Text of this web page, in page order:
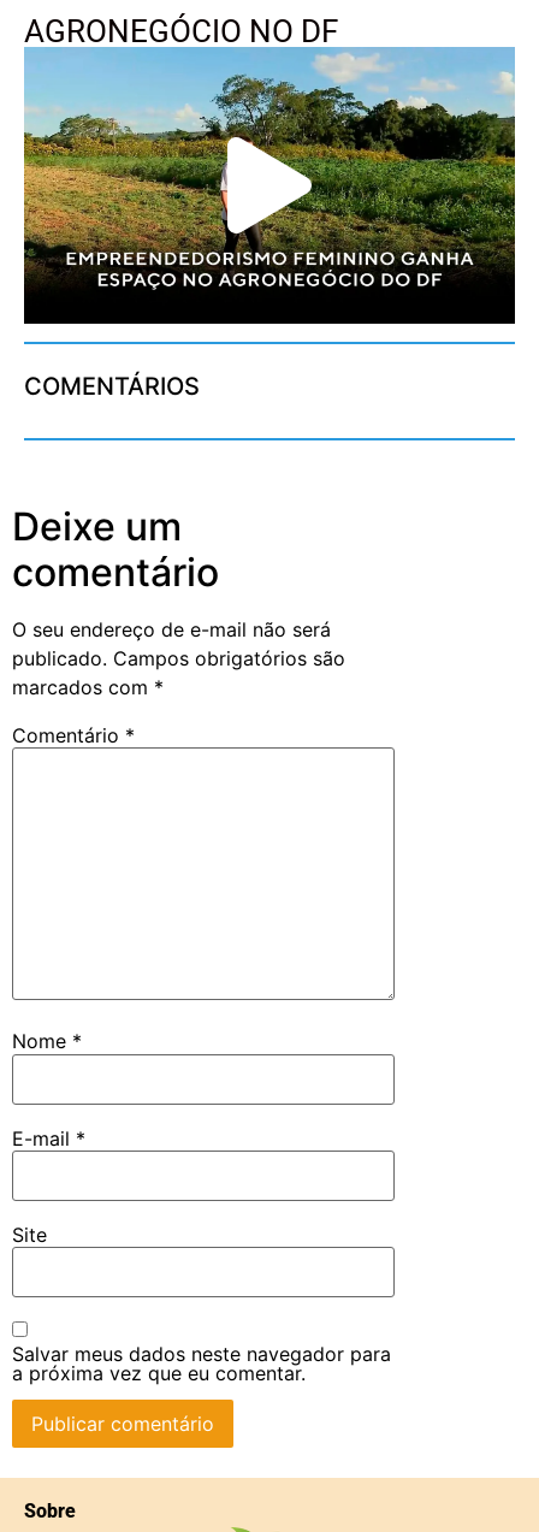
AGRONEGÓCIO NO DF
COMENTÁRIOS
Deixe um
comentário
O seu endereço de e-mail não será
publicado. Campos obrigatórios são
marcados com *
Comentário *
Nome *
E-mail *
Site
Salvar meus dados neste navegador para
a próxima vez que eu comentar.
Sobre